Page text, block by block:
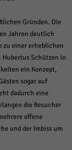
Gründen. Die
Jahren deutlich
zu einer erheblichen
Schützen in
ein Konzept,
sogar auf
dadurch eine
die Besucher
offene
und der Imbiss um
weiter
und sind für die
Informationen helfen